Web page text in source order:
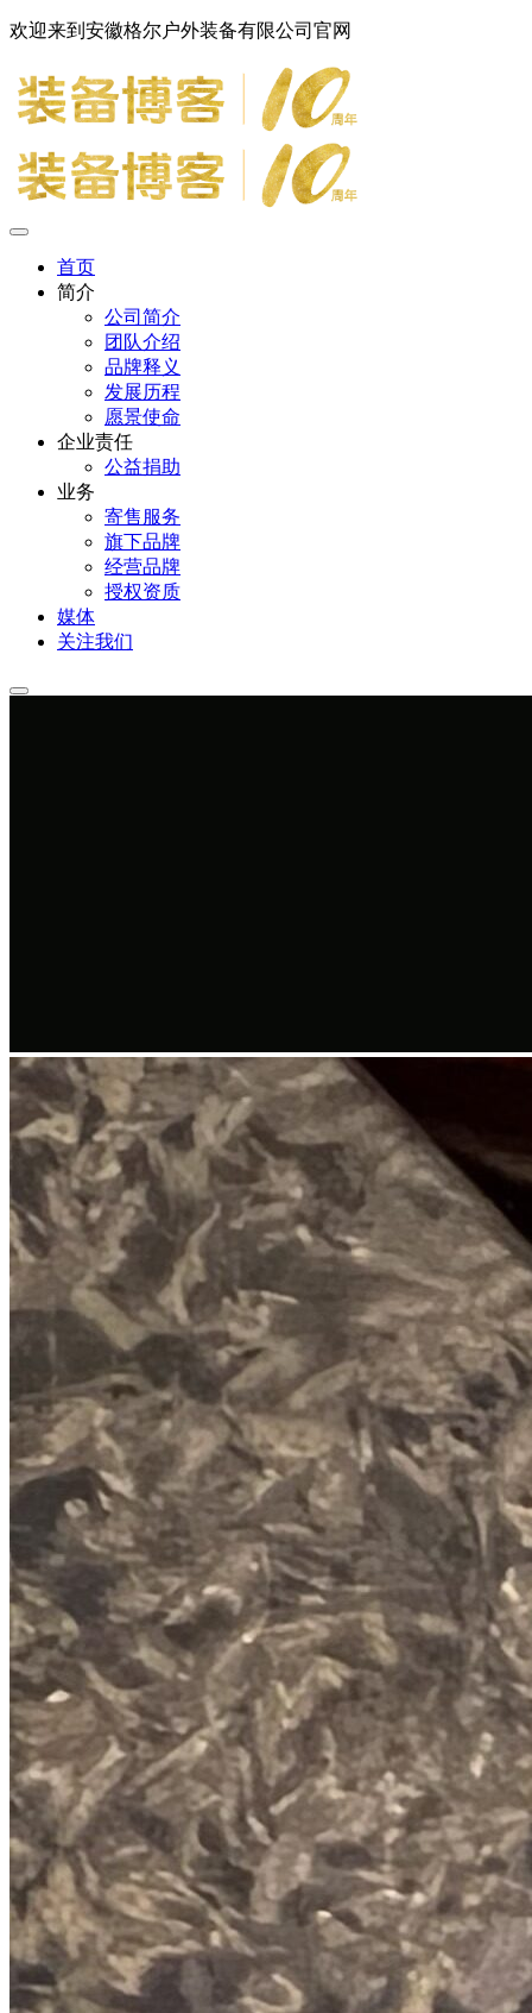
欢迎来到安徽格尔户外装备有限公司官网
首页
简介
公司简介
团队介绍
品牌释义
发展历程
愿景使命
企业责任
公益捐助
业务
寄售服务
旗下品牌
经营品牌
授权资质
媒体
关注我们